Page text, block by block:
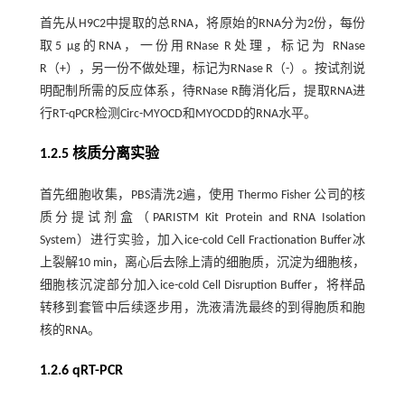
首先从H9C2中提取的总RNA，将原始的RNA分为2份，每份
取5 μg的RNA，一份用RNase R处理，标记为 RNase
R（+），另一份不做处理，标记为RNase R（-）。按试剂说
明配制所需的反应体系，待RNase R酶消化后，提取RNA进
行RT-qPCR检测Circ-MYOCD和MYOCDD的RNA水平。
1.2.5 核质分离实验
首先细胞收集，PBS清洗2遍，使用 Thermo Fisher 公司的核
质分提试剂盒（PARISTM Kit Protein and RNA Isolation
System）进行实验，加入ice-cold Cell Fractionation Buffer冰
上裂解10 min，离心后去除上清的细胞质，沉淀为细胞核，
细胞核沉淀部分加入ice-cold Cell Disruption Buffer，将样品
转移到套管中后续逐步用，洗液清洗最终的到得胞质和胞
核的RNA。
1.2.6 qRT-PCR